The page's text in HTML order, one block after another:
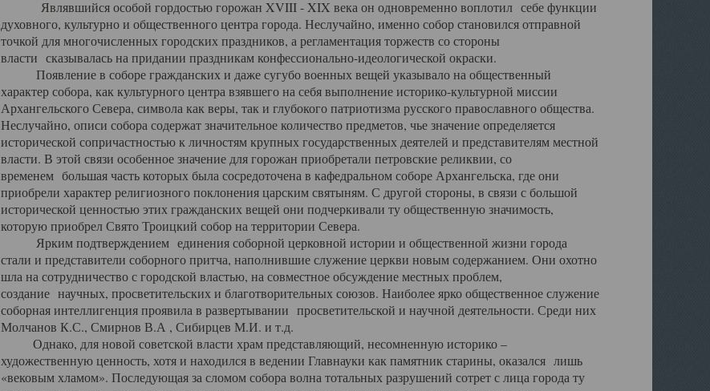
Являвшийся особой гордостью горожан XVIII - XIX века он одновременно воплотил себе функции
духовного, культурно и общественного центра города. Неслучайно, именно собор становился отправной
точкой для многочисленных городских праздников, а регламентация торжеств со стороны
власти сказывалась на придании праздникам конфессионально-идеологической окраски.
Появление в соборе гражданских и даже сугубо военных вещей указывало на общественный
характер собора, как культурного центра взявшего на себя выполнение историко-культурной миссии
Архангельского Севера, символа как веры, так и глубокого патриотизма русского православного общества.
Неслучайно, описи собора содержат значительное количество предметов, чье значение определяется
исторической сопричастностью к личностям крупных государственных деятелей и представителям местной
власти. В этой связи особенное значение для горожан приобретали петровские реликвии, со
временем большая часть которых была сосредоточена в кафедральном соборе Архангельска, где они
приобрели характер религиозного поклонения царским святыням. С другой стороны, в связи с большой
исторической ценностью этих гражданских вещей они подчеркивали ту общественную значимость,
которую приобрел Свято Троицкий собор на территории Севера.
Ярким подтверждением единения соборной церковной истории и общественной жизни города
стали и представители соборного притча, наполнившие служение церкви новым содержанием. Они охотно
шла на сотрудничество с городской властью, на совместное обсуждение местных проблем,
создание научных, просветительских и благотворительных союзов. Наиболее ярко общественное служение
соборная интеллигенция проявила в развертывании просветительской и научной деятельности. Среди них
Молчанов К.С., Смирнов В.А , Сибирцев М.И. и т.д.
Однако, для новой советской власти храм представляющий, несомненную историко –
художественную ценность, хотя и находился в ведении Главнауки как памятник старины, оказался лишь
«вековым хламом». Последующая за сломом собора волна тотальных разрушений сотрет с лица города ту